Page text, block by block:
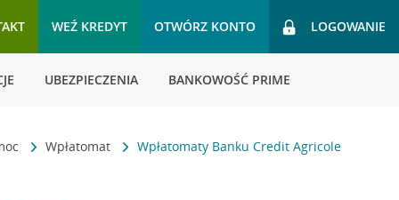
WEŹ KREDYT OTWÓRZ KONTO LOGOWANIE
UBEZPIECZENIA BANKOWOŚĆ PRIME
Wpłatomat Wpłatomaty Banku Credit Agricole